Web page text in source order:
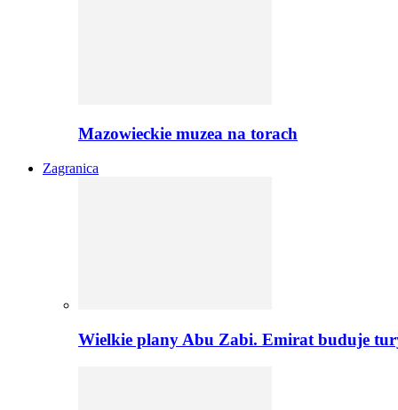
Mazowieckie muzea na torach
Zagranica
Wielkie plany Abu Zabi. Emirat buduje